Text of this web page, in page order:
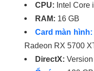
CPU: Intel Core
RAM: 16 GB
Card màn hình:
Radeon RX 5700
DirectX: